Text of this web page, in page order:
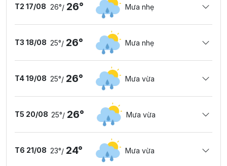
T2 17/08 26°/ 26° Mưa nhẹ
T3 18/08 25°/ 26° Mưa nhẹ
T4 19/08 25°/ 26° Mưa vừa
T5 20/08 25°/ 26° Mưa vừa
T6 21/08 23°/ 24° Mưa vừa